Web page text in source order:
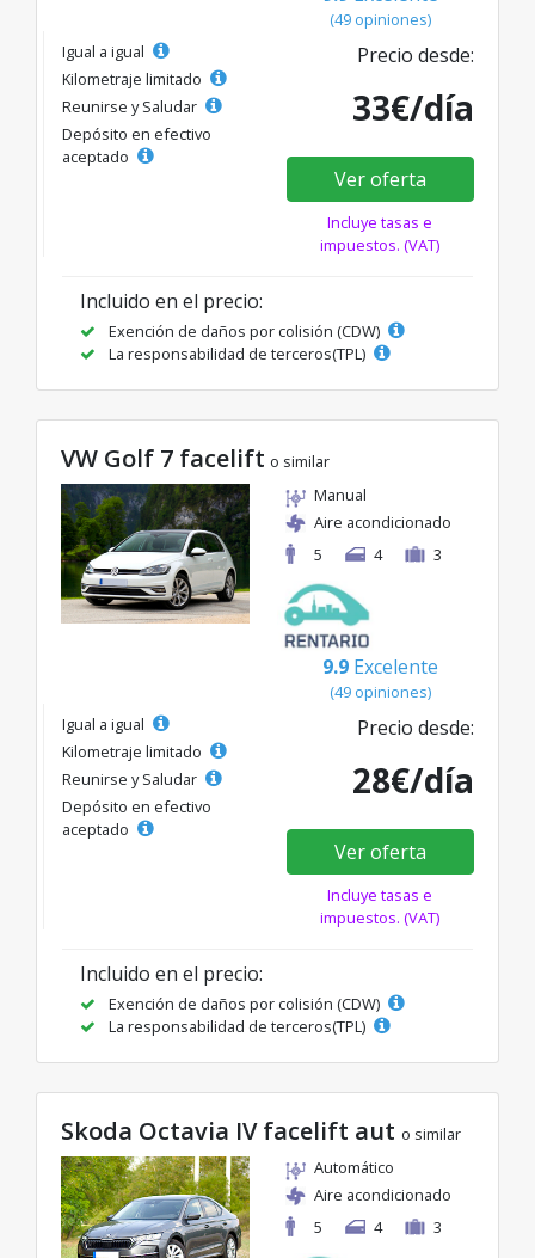
(49 opiniones)
Igual a igual
Kilometraje limitado
Reunirse y Saludar
Depósito en efectivo
aceptado
Precio desde:
33€/día
Ver oferta
Incluye tasas e
impuestos. (VAT)
Incluido en el precio:
Exención de daños por colisión (CDW)
La responsabilidad de terceros(TPL)
VW Golf 7 facelift o similar
Manual
Aire acondicionado
5
4 3
9.9 Excelente
(49 opiniones)
Igual a igual
Kilometraje limitado
Reunirse y Saludar
Depósito en efectivo
aceptado
Precio desde:
28€/día
Ver oferta
Incluye tasas e
impuestos. (VAT)
Incluido en el precio:
Exención de daños por colisión (CDW)
La responsabilidad de terceros(TPL)
Skoda Octavia IV facelift aut o similar
Automático
Aire acondicionado
5
4 3